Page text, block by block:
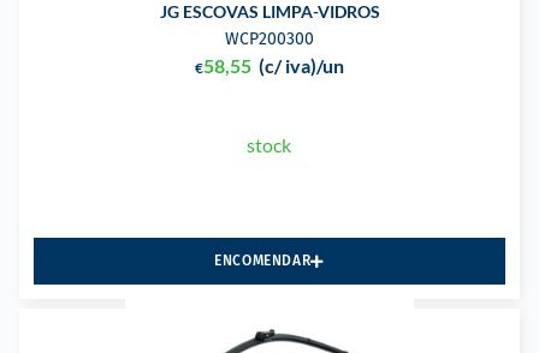
JG ESCOVAS LIMPA-VIDROS
WCP200300
€58,55 (c/ iva)/un
stock
ENCOMENDAR